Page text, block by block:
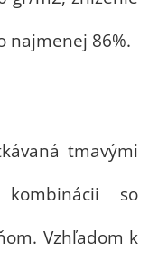
najmenej 86%.
tmavými
so
Vzhľadom k